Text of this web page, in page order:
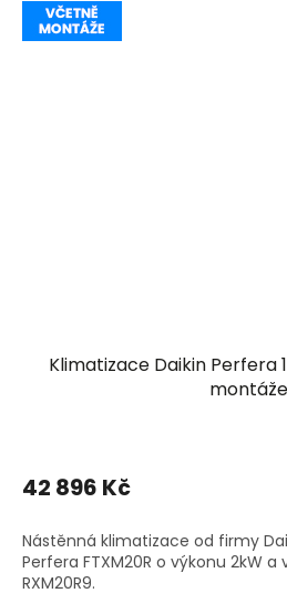
Klimatizace Daikin Perfera
montáže
42 896 Kč
Nástěnná klimatizace od firmy
Perfera FTXM20R o výkonu 2kW
RXM20R9.